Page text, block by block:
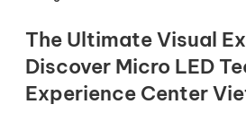
Load video